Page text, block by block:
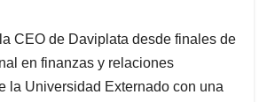
CEO de Daviplata desde finales de
en finanzas y relaciones
la Universidad Externado con una